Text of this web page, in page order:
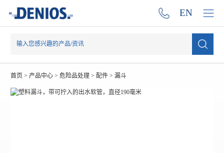
EN
首页 > 产品中心> 危险品处理 > 配件> 漏斗